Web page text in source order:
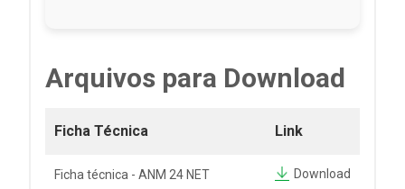
Arquivos para Download
Ficha Técnica Link
Ficha técnica - ANM 24 NET Download